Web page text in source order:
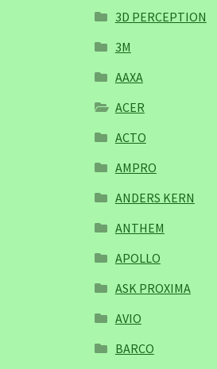
3D PERCEPTION
3M
AAXA
ACER
ACTO
AMPRO
ANDERS KERN
ANTHEM
APOLLO
ASK PROXIMA
AVIO
BARCO